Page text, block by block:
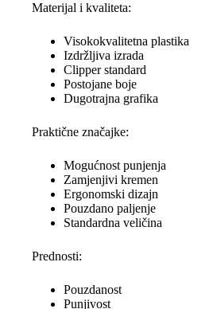
Materijal i kvaliteta:
Visokokvalitetna plastika
Izdržljiva izrada
Clipper standard
Postojane boje
Dugotrajna grafika
Praktične značajke:
Mogućnost punjenja
Zamjenjivi kremen
Ergonomski dizajn
Pouzdano paljenje
Standardna veličina
Prednosti:
Pouzdanost
Punjivost